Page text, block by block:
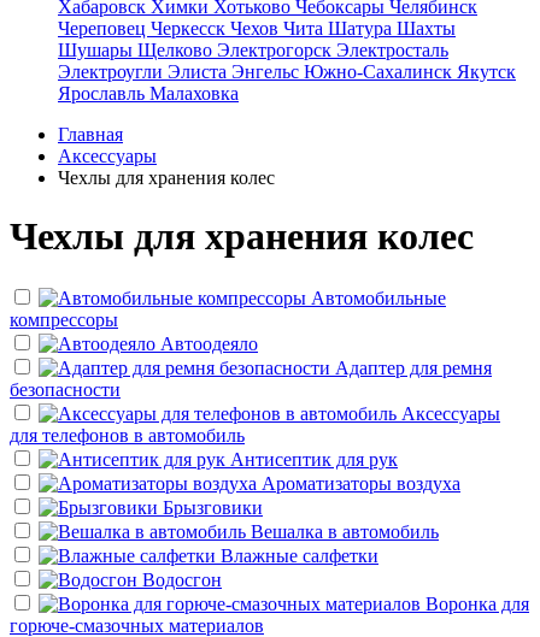
Хабаровск Химки Хотьково Чебоксары Челябинск
Череповец Черкесск Чехов Чита Шатура Шахты
Шушары Щелково Электрогорск Электросталь
Электроугли Элиста Энгельс Южно-Сахалинск Якутск
Ярославль Малаховка
Главная
Аксессуары
Чехлы для хранения колес
Чехлы для хранения колес
Автомобильные
компрессоры
Автоодеяло
Адаптер для ремня
безопасности
Аксессуары
для телефонов в автомобиль
Антисептик для рук
Ароматизаторы воздуха
Брызговики
Вешалка в автомобиль
Влажные салфетки
Водосгон
Воронка для
горюче-смазочных материалов